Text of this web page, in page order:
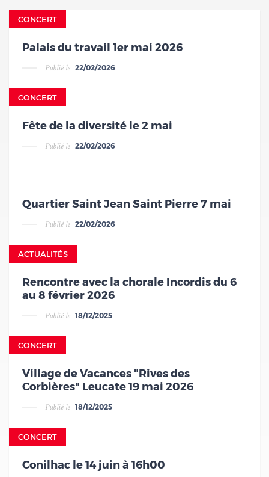
CONCERT
Palais du travail 1er mai 2026
Publié le 22/02/2026
CONCERT
Fête de la diversité le 2 mai
Publié le 22/02/2026
Quartier Saint Jean Saint Pierre 7 mai
Publié le 22/02/2026
ACTUALITÉS
Rencontre avec la chorale Incordis du 6
au 8 février 2026
Publié le 18/12/2025
CONCERT
Village de Vacances "Rives des
Corbières" Leucate 19 mai 2026
Publié le 18/12/2025
CONCERT
Conilhac le 14 juin à 16h00